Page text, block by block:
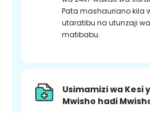
Pata mashauriano kila
utaratibu na utunzaji
matibabu.
Usimamizi wa Kesi
Mwisho hadi